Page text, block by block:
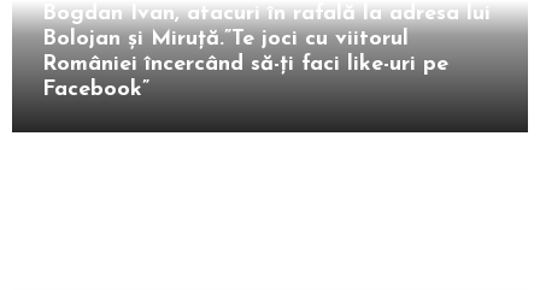
Bogdan Ivan, atacuri în rafală la adresa lui
Bolojan și Miruță.”Te joci cu viitorul
României încercând să-ți faci like-uri pe
Facebook”